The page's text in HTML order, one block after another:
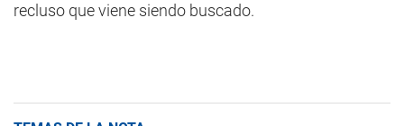
recluso que viene siendo buscado.